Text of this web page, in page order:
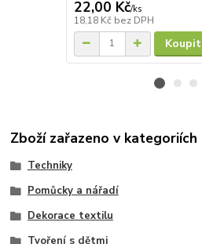
22,00 Kč/ks
18,18 Kč bez DPH
Koupit
Zboží zařazeno v kategoriích
Techniky
Pomůcky a nářadí
Dekorace textilu
Tvoření s dětmi